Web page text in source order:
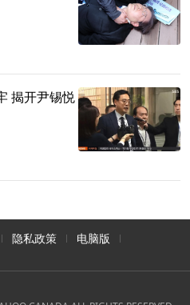
揭开尹锡悦
隐私政策 电脑版